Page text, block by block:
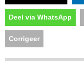
Deel via WhatsApp
Corrigeer